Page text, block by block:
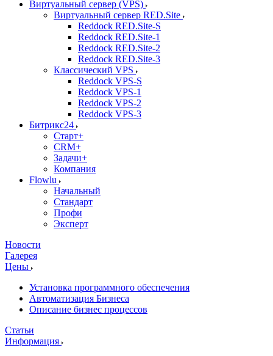
Виртуальный сервер (VPS)
Виртуальный сервер RED.Site
Reddock RED.Site-S
Reddock RED.Site-1
Reddock RED.Site-2
Reddock RED.Site-3
Классический VPS
Reddock VPS-S
Reddock VPS-1
Reddock VPS-2
Reddock VPS-3
Битрикс24
Старт+
CRM+
Задачи+
Компания
Flowlu
Начальный
Стандарт
Профи
Эксперт
Новости
Галерея
Цены
Установка программного обеспечения
Автоматизация Бизнеса
Описание бизнес процессов
Статьи
Информация